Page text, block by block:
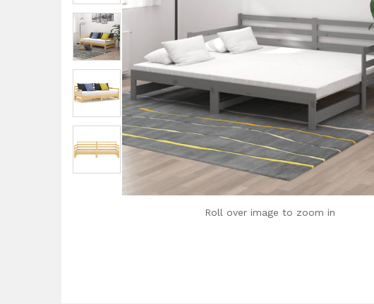
y animales
Roll over image to zoom in